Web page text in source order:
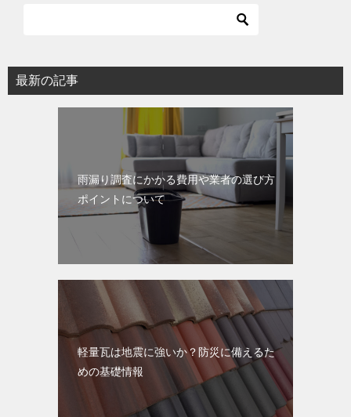
ョ
ン
最新の記事
雨漏り調査にかかる費用や業者の選び方
ポイントについて
軽量瓦は地震に強いか？防災に備えるた
めの基礎情報